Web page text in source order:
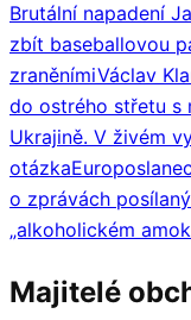
Brutální napadení
zbít baseballovou
zraněnímiVáclav
do ostrého střetu s
Ukrajině. V živém
otázka
o zprávách
„alkoholickém
Majitelé